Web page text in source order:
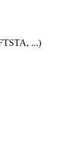
...)